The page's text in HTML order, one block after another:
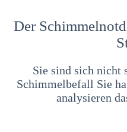
Der
Sie sind sich nicht
Schimmelbefall Sie
analysieren